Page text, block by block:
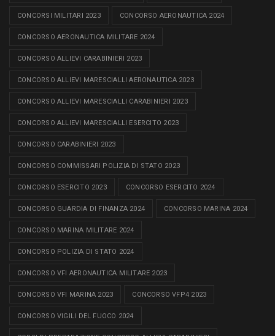
CONCORSI MILITARI 2023 CONCORSO AERONAUTICA 2024
CONCORSO AERONAUTICA MILITARE 2024
CONCORSO ALLIEVI CARABINIERI 2023
CONCORSO ALLIEVI MARESCIALLI AERONAUTICA 2023
CONCORSO ALLIEVI MARESCIALLI CARABINIERI 2023
CONCORSO ALLIEVI MARESCIALLI ESERCITO 2023
CONCORSO CARABINIERI 2023
CONCORSO COMMISSARI POLIZIA DI STATO 2023
CONCORSO ESERCITO 2023 CONCORSO ESERCITO 2024
CONCORSO GUARDIA DI FINANZA 2024 CONCORSO MARINA 2024
CONCORSO MARINA MILITARE 2024
CONCORSO POLIZIA DI STATO 2024
CONCORSO VFI AERONAUTICA MILITARE 2023
CONCORSO VFI MARINA 2023 CONCORSO VFP4 2023
CONCORSO VIGILI DEL FUOCO 2024